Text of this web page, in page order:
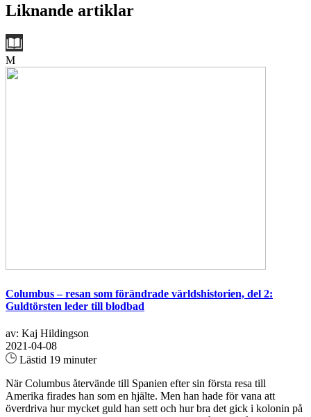
Liknande artiklar
M
Columbus – resan som förändrade världshistorien, del 2:
Guldtörsten leder till blodbad
av: Kaj Hildingson
2021-04-08
Lästid 19 minuter
När Columbus återvände till Spanien efter sin första resa till
Amerika firades han som en hjälte. Men han hade för vana att
överdriva hur mycket guld han sett och hur bra det gick i kolonin på